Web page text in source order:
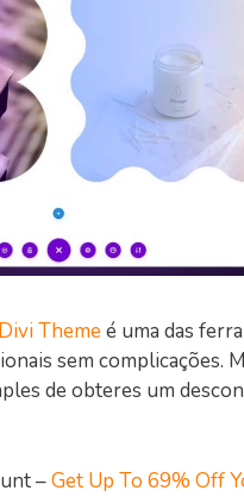
Themeé uma das
sem complicações.
de obteres um
–Get Up To 69% Off